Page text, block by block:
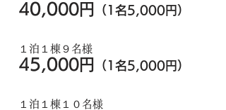
40,000円 （1 名5 ,000円）
１泊１棟９名様
45,000円 （1 名5 ,000円）
１泊１棟１０名様